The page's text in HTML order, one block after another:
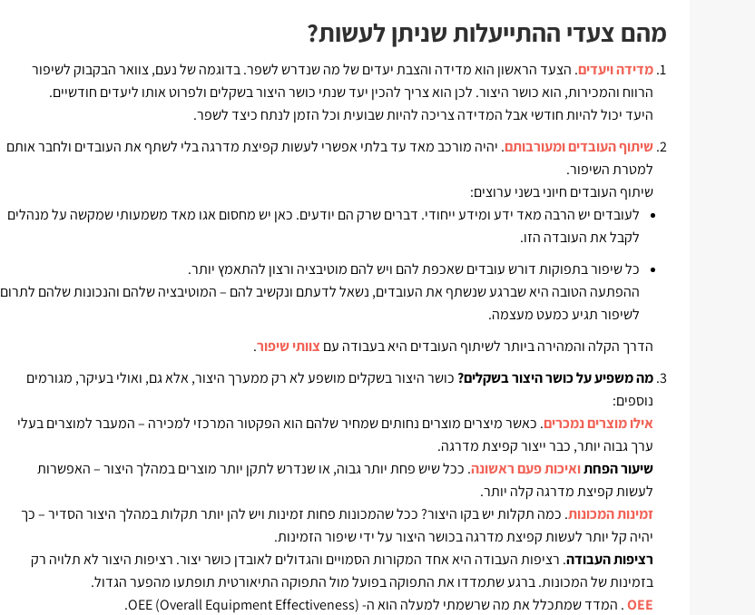
מהם צעדי ההתייעלות שניתן לעשות?
מדידהויעדים. הצעד הראשון הוא מדידה והצבת יעדים של מה שנדרש לשפר. בדוגמה של נעם, צוואר הבקבוק לשיפור
הרווח והמכירות, הוא כושר היצור. לכן הוא צריך להכין יעד שנתי כושר היצור בשקלים ולפרוט אותו ליעדים חודשיים.
היעד יכול להיות חודשי אבל המדידה צריכה להיות שבועית וכל הזמן לנתח כיצד לשפר.
שיתוף העובדים ומעורבותם. יהיה מורכב מאד עד בלתי אפשרי לעשות קפיצת מדרגה בלי לשתף את העובדים ולחבר אותם
למטרת השיפור.
שיתוף העובדים חיוני בשני ערוצים:
לעובדים יש הרבה מאד ידע ומידע ייחודי. דברים שרק הם יודעים. כאן יש מחסום אגו מאד משמעותי שמקשה על מנהלים
לקבל את העובדה הזו.
כל שיפור בתפוקות דורש עובדים שאכפת להם ויש להם מוטיבציה ורצון להתאמץ יותר.
ההפתעה הטובה היא שברגע שנשתף את העובדים, נשאל לדעתם ונקשיב להם – המוטיבציה שלהם והנכונות שלהם לתרום
לשיפור תגיע כמעט מעצמה.
הדרך הקלה והמהירה ביותר לשיתוף העובדים היא בעבודה עם צוותי שיפור.
מה משפיע על כושר היצור בשקלים?כושר היצור בשקלים מושפע לא רק ממערך היצור, אלא גם, ואולי בעיקר, מגורמים
נוספים:
אילו מוצרים נמכרים. כאשר מיצרים מוצרים נחותים שמחיר שלהם הוא הפקטור המרכזי למכירה – המעבר למוצרים בעלי
ערך גבוה יותר, כבר ייצור קפיצת מדרגה.
שיעור הפחתואיכות פעם ראשונה. ככל שיש פחת יותר גבוה, או שנדרש לתקן יותר מוצרים במהלך היצור – האפשרות
לעשות קפיצת מדרגה קלה יותר.
זמינות המכונות. כמה תקלות יש בקו היצור? ככל שהמכונות פחות זמינות ויש להן יותר תקלות במהלך היצור הסדיר – כך
יהיה קל יותר לעשות קפיצת מדרגה בכושר היצור על ידי שיפור הזמינות.
רציפות העבודה. רציפות העבודה היא אחד המקורות הסמויים והגדולים לאובדן כושר יצור. רציפות היצור לא תלויה רק
בזמינות של המכונות. ברגע שתמדדו את התפוקה בפועל מול התפוקה התיאורטית תופתעו מהפער הגדול.
OEE. המדד שמתכלל את מה שרשמתי למעלה הוא ה- OEE (Overall Equipment Effectiveness).